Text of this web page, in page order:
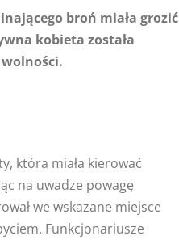
broń miała grozić
kobieta została
która miała kierować
na uwadze powagę
we wskazane miejsce
Funkcjonariusze